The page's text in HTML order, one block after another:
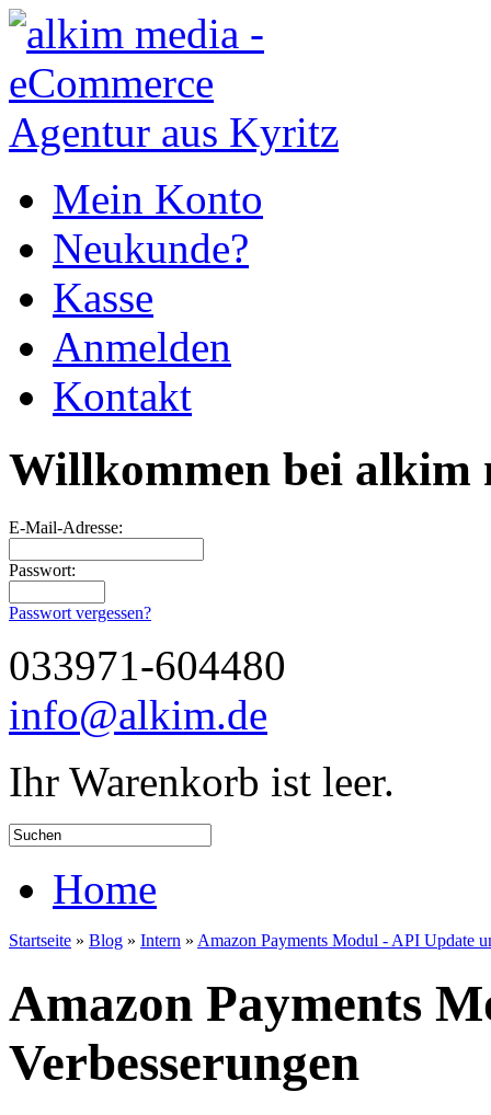
Mein Konto
Neukunde?
Kasse
Anmelden
Kontakt
Willkommen bei alkim
E-Mail-Adresse:
Passwort:
Passwort vergessen?
033971-604480
info@alkim.de
Ihr Warenkorb ist leer.
Home
Startseite » Blog » Intern » Amazon Payments Modul - API Update
Amazon Payments
Verbesserungen